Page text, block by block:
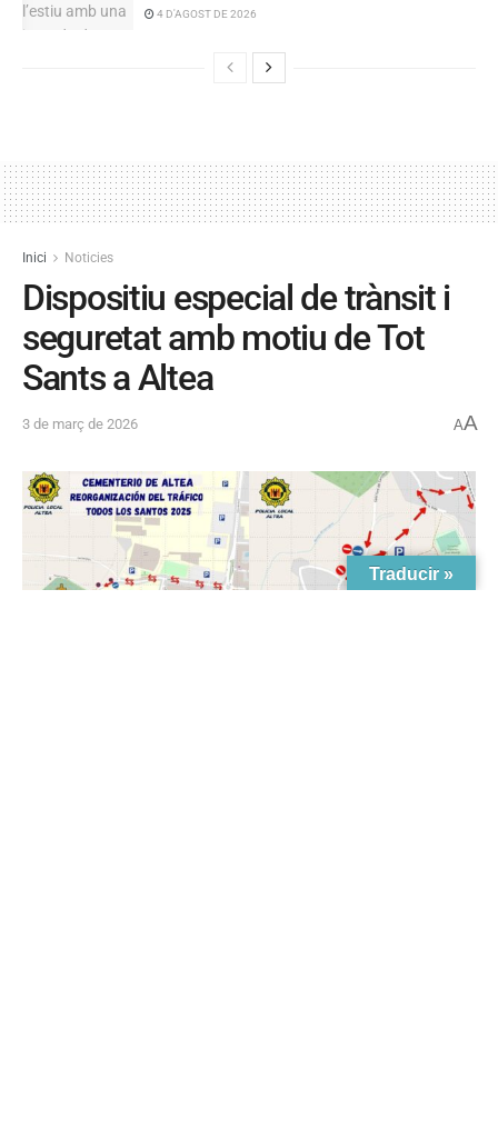
4 D'AGOST DE 2026
Inici Noticies
Dispositiu especial de trànsit i
seguretat amb motiu de Tot
Sants a Altea
3 de març de 2026 AA
Traducir »